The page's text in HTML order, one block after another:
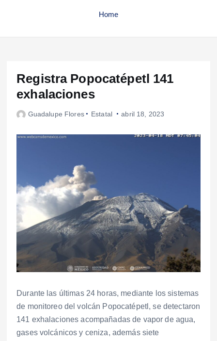
Home
Registra Popocatépetl 141
exhalaciones
Guadalupe Flores Estatal abril 18, 2023
Durante las últimas 24 horas, mediante los sistemas
de monitoreo del volcán Popocatépetl, se detectaron
141 exhalaciones acompañadas de vapor de agua,
gases volcánicos y ceniza, además siete